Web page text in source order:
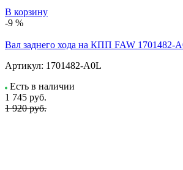
В корзину
-9 %
Вал заднего хода на КПП FAW 1701482-
Артикул: 1701482-A0L
Есть в наличии
1 745 руб.
1 920 руб.